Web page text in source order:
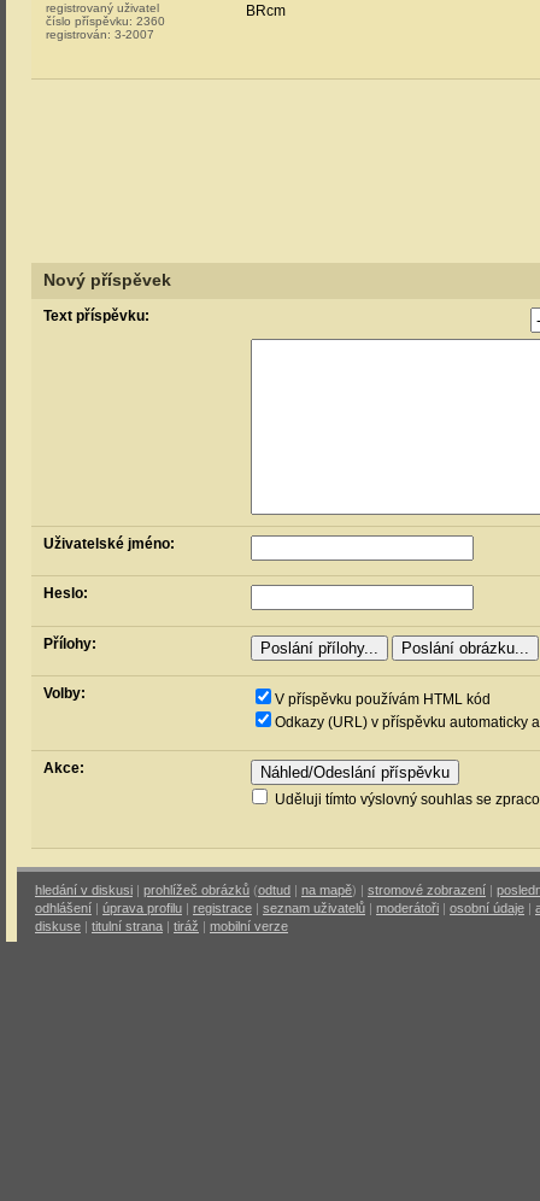
registrovaný uživatel
číslo příspěvku: 2360
registrován: 3-2007
BRcm
Nový příspěvek
Text příspěvku:
Uživatelské jméno:
Heslo:
Přílohy:
Volby:
V příspěvku používám HTML kód
Odkazy (URL) v příspěvku automaticky
Akce:
Uděluji tímto výslovný souhlas se
hledání v diskusi | prohlížeč obrázků (odtud | na mapě) | stromové zobrazení |
odhlášení | úprava profilu | registrace | seznam uživatelů | moderátoři | osobní údaje |
diskuse | titulní strana | tiráž | mobilní verze